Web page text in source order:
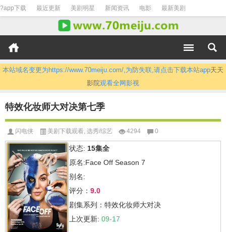
?app下载 最近更新 美剧明星 新闻资讯 电影 最新美剧
本站域名变更为https://www.70meiju.com/,为防失联,请点击下载本站app天天
影院观看全网影视
特效化妆师大对决第七季
闪电侠 美剧下载观看, 选秀/综艺 4294 0
状态: 15集全
原名:Face Off Season 7
别名:
评分： 9.0
剧集系列：特效化妆师大对决
上次更新: 09-17